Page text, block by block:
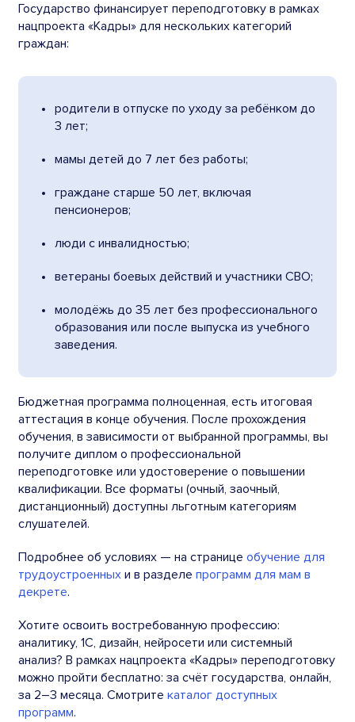
Государство финансирует переподготовку в рамках
нацпроекта «Кадры» для нескольких категорий
граждан:
родители в отпуске по уходу за ребёнком до
3 лет;
мамы детей до 7 лет без работы;
граждане старше 50 лет, включая
пенсионеров;
люди с инвалидностью;
ветераны боевых действий и участники СВО;
молодёжь до 35 лет без профессионального
образования или после выпуска из учебного
заведения.
Бюджетная программа полноценная, есть итоговая
аттестация в конце обучения. После прохождения
обучения, в зависимости от выбранной программы, вы
получите диплом о профессиональной
переподготовке или удостоверение о повышении
квалификации. Все форматы (очный, заочный,
дистанционный) доступны льготным категориям
слушателей.
Подробнее об условиях — на странице обучение для
трудоустроенных и в разделе программ для мам в
декрете.
Хотите освоить востребованную профессию:
аналитику, 1С, дизайн, нейросети или системный
анализ? В рамках нацпроекта «Кадры» переподготовку
можно пройти бесплатно: за счёт государства, онлайн,
за 2–3 месяца. Смотрите каталог доступных
программ.